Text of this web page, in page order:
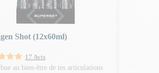
Shot (12x60ml)
17 Avis
au bien-être de tes articulations